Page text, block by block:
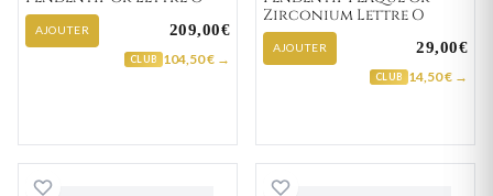
AJOUTER 209,00€
CLUB 104,50 € →
Zirconium Lettre O
AJOUTER 29,00€
CLUB 14,50 € →
Pendentif Argent Lettre O